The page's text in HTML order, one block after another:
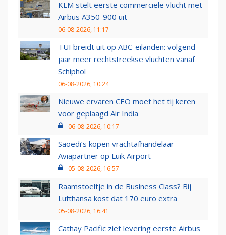
KLM stelt eerste commerciële vlucht met
Airbus A350-900 uit
06-08-2026, 11:17
TUI breidt uit op ABC-eilanden: volgend
jaar meer rechtstreekse vluchten vanaf
Schiphol
06-08-2026, 10:24
Nieuwe ervaren CEO moet het tij keren
voor geplaagd Air India
06-08-2026, 10:17
Saoedi’s kopen vrachtafhandelaar
Aviapartner op Luik Airport
05-08-2026, 16:57
Raamstoeltje in de Business Class? Bij
Lufthansa kost dat 170 euro extra
05-08-2026, 16:41
Cathay Pacific ziet levering eerste Airbus